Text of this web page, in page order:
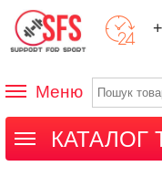
Меню
КАТАЛОГ